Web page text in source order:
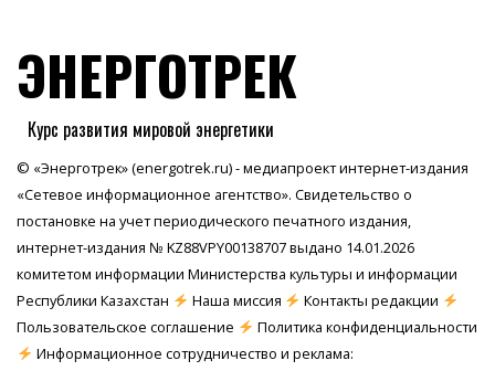
ЭНЕРГОТРЕК
Курс развития мировой энергетики
© «Энерготрек» (energotrek.ru) - медиапроект интернет-издания
«Сетевое информационное агентство». Свидетельство о
постановке на учет периодического печатного издания,
интернет-издания № KZ88VPY00138707 выдано 14.01.2026
комитетом информации Министерства культуры и информации
Республики Казахстан
Наша миссия
Контакты редакции
Пользовательское соглашение
Политика конфиденциальности
Информационное сотрудничество и реклама: